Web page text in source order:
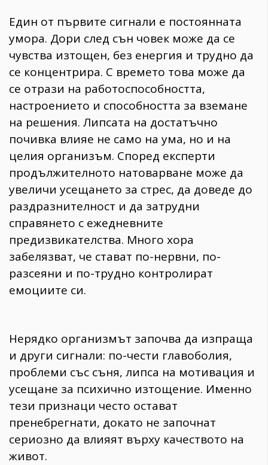
Един от първите сигнали е постоянната
умора. Дори след сън човек може да се
чувства изтощен, без енергия и трудно да
се концентрира. С времето това може да
се отрази на работоспособността,
настроението и способността за вземане
на решения. Липсата на достатъчно
почивка влияе не само на ума, но и на
целия организъм. Според експерти
продължителното натоварване може да
увеличи усещането за стрес, да доведе до
раздразнителност и да затрудни
справянето с ежедневните
предизвикателства. Много хора
забелязват, че стават по-нервни, по-
разсеяни и по-трудно контролират
емоциите си.
Нерядко организмът започва да изпраща
и други сигнали: по-чести главоболия,
проблеми със съня, липса на мотивация и
усещане за психично изтощение. Именно
тези признаци често остават
пренебрегнати, докато не започнат
сериозно да влияят върху качеството на
живот.